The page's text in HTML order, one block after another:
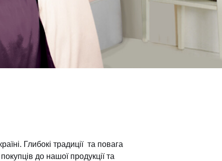
Глибокі традиції та повага
до нашої продукції та